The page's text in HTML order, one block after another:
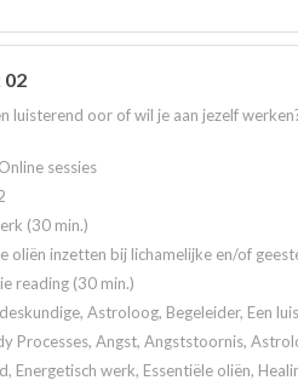
02
luisterend oor of wil je aan jezelf
sessies
(30 min.)
oliën inzetten bij lichamelijke en/of
reading (30 min.)
Astroloog, Begeleider, Een
Processes, Angst, Angststoornis,
Energetisch werk, Essentiële oliën,